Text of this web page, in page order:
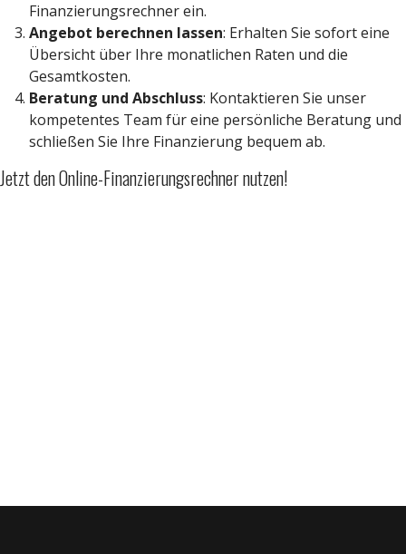
Finanzierungsrechner ein.
Angebot berechnen lassen: Erhalten Sie sofort eine
Übersicht über Ihre monatlichen Raten und die
Gesamtkosten.
Beratung und Abschluss: Kontaktieren Sie unser
kompetentes Team für eine persönliche Beratung und
schließen Sie Ihre Finanzierung bequem ab.
Jetzt den Online-Finanzierungsrechner nutzen!